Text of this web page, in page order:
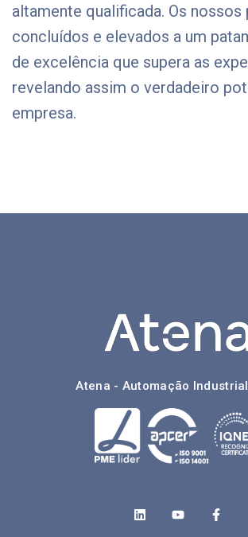
altamente qualificada. Os
concluídos e elevados a um
de excelência que supera as
revelando assim o verdadeiro
empresa.
Atena - Automação